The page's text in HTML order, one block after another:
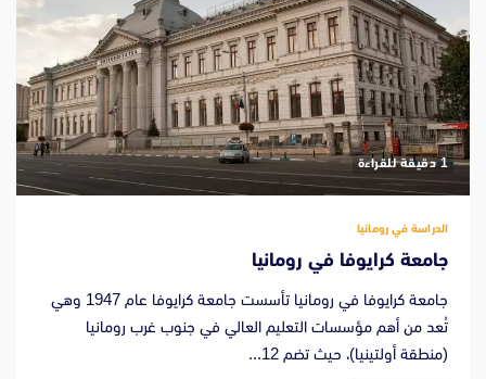
‫1 دقيقة للقراءة
الدراسة في رومانيا
جامعة كرايوفا في رومانيا
جامعة كرايوفا في رومانيا تأسست جامعة كرايوفا عام 1947 وهي
تُعد من أهم مؤسسات التعليم العالي في جنوب غرب رومانيا
(منطقة أولتينيا)، حيث تضم 12...